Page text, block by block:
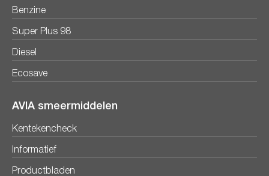
Benzine
Super Plus 98
Diesel
Ecosave
AVIA smeermiddelen
Kentekencheck
Informatief
Productbladen